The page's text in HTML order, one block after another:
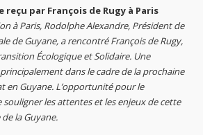
reçu par François de Rugy à Paris
à Paris, Rodolphe Alexandre, Président de
de Guyane, a rencontré François de Rugy,
Écologique et Solidaire. Une
dans le cadre de la prochaine
en Guyane. L’opportunité pour le
souligner les attentes et les enjeux de cette
la Guyane.